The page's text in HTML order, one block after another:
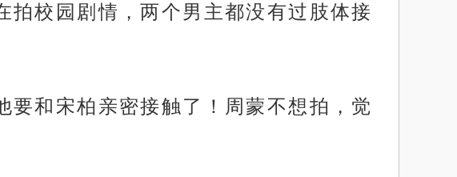
拍校园剧情，两个男主都没有过肢体接
和宋柏亲密接触了！周蒙不想拍，觉